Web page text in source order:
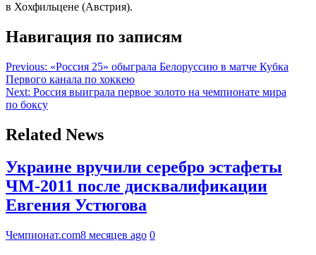
в Хохфильцене (Австрия).
Навигация по записям
Previous: «Россия 25» обыграла Белоруссию в матче Кубка
Первого канала по хоккею
Next: Россия выиграла первое золото на чемпионате мира
по боксу
Related News
Украине вручили серебро эстафеты
ЧМ-2011 после дисквалификации
Евгения Устюгова
Чемпионат.com8 месяцев ago 0